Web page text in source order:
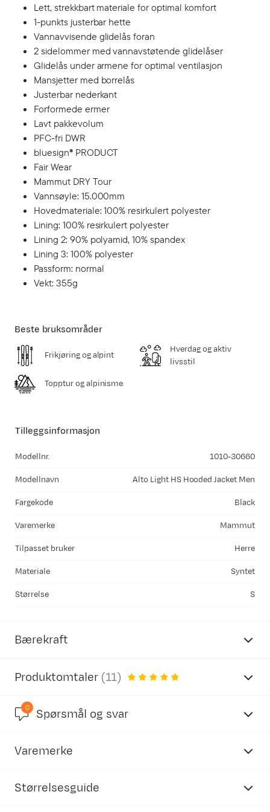
Lett, strekkbart materiale for optimal komfort
1-punkts justerbar hette
Vannavvisende glidelås foran
2 sidelommer med vannavstøtende glidelåser
Glidelås under armene for optimal ventilasjon
Mansjetter med borrelås
Justerbar nederkant
Forformede ermer
Lavt pakkevolum
PFC-fri DWR
bluesign® PRODUCT
Fair Wear
Mammut DRY Tour
Vannsøyle: 15.000mm
Hovedmateriale: 100% resirkulert polyester
Lining: 100% resirkulert polyester
Lining 2: 90% polyamid, 10% spandex
Lining 3: 100% polyester
Passform: normal
Vekt: 355g
Tilleggsinformasjon
Modellnr. 1010-30660
Modellnavn Alto Light HS Hooded Jacket Men
Fargekode Black
Varemerke Mammut
Tilpasset bruker Herre
Materiale Syntet
Størrelse S
Beste bruksområder
Frikjøring og alpint
Hverdag og aktiv
livsstil
Topptur og alpinisme
Bærekraft
Inneholder resirkulerte materialer
Produktomtaler (11)
4.8
0 Spørsmål og svar
Varemerke
Størrelsesguide